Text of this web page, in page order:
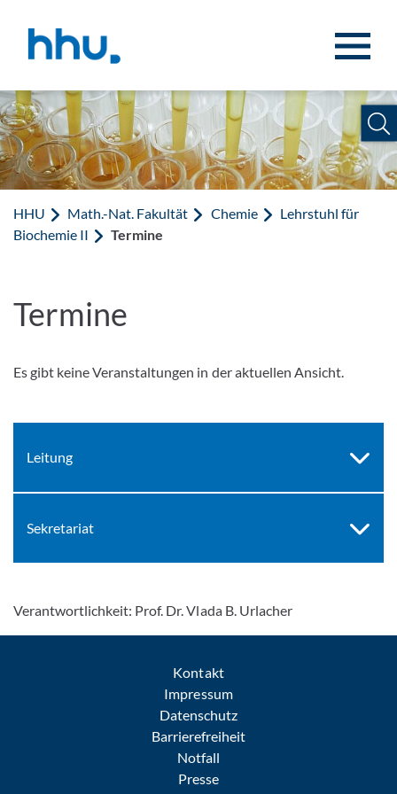
HHU Math.-Nat. Fakultät Chemie
Lehrstuhl für
Biochemie II
Termine
Termine
Es gibt keine Veranstaltungen in der aktuellen Ansicht.
Leitung
Sekretariat
Verantwortlichkeit: Prof. Dr. Vlada B. Urlacher
Kontakt
Impressum
Datenschutz
Barrierefreiheit
Notfall
Presse